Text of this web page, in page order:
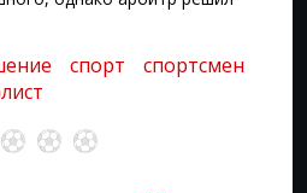
спорт
спортсмен